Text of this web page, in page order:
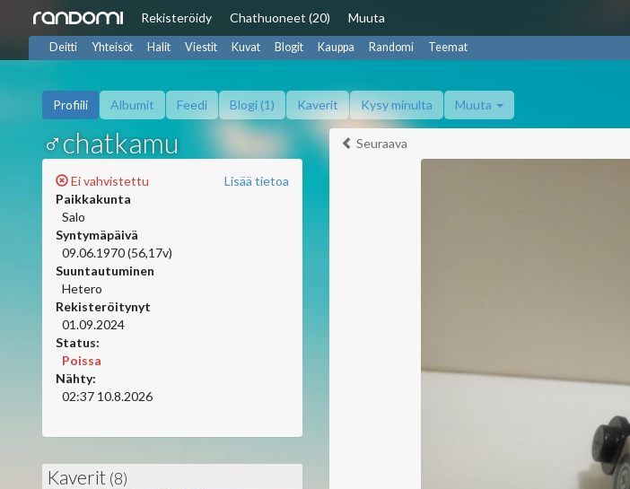
Rekisteröidy Chathuoneet (20) Muuta
Deitti Yhteisöt Halit Viestit Kuvat Blogit Kauppa Randomi Teemat
Profiili Albumit Feedi Blogi (1) Kaverit Kysy minulta Muuta
Seuraava
♂chatkamu
Lisää tietoa
Ei vahvistettu
Paikkakunta
Salo
Syntymäpäivä
09.06.1970 (56,17v)
Suuntautuminen
Hetero
Rekisteröitynyt
01.09.2024
Status:
Poissa
Nähty:
02:37 10.8.2026
Kaverit (8)